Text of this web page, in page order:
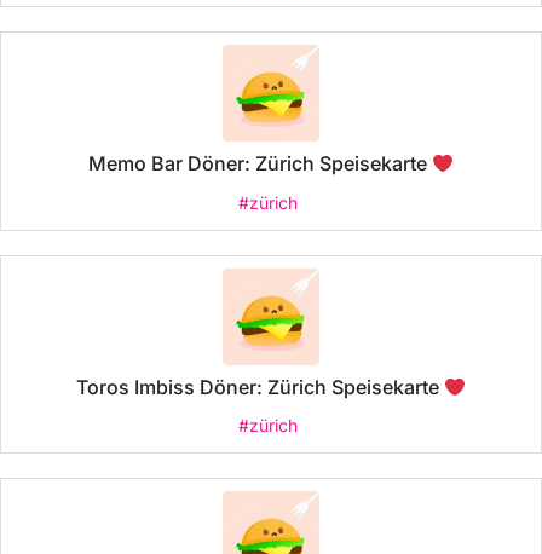
Memo Bar Döner: Zürich Speisekarte
#zürich
Toros Imbiss Döner: Zürich Speisekarte
#zürich